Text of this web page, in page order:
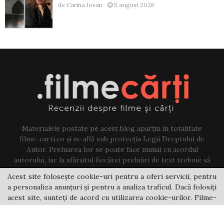
de Carina Josan 5 august 2026
Materialele postate pe acest blog aparțin în totalitate
filme-carti.ro și se află sub protecția Legii Dreptului de
Autor. Preluarea lor se poate face numai cu acordul
autorului, iar la sfârșitul fiecărei preluări de text trebuie să
existe un link către acest blog.
Contact us:jovi@filme-carti.ro
Acest site folosește cookie-uri pentru a oferi servicii, pentru
a personaliza anunțuri și pentru a analiza traficul. Dacă folosiți
acest site, sunteți de acord cu utilizarea cookie-urilor. Filme-